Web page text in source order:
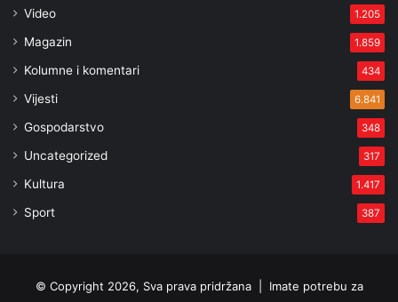
Video 1.205
Magazin 1.859
Kolumne i komentari 434
Vijesti 6.841
Gospodarstvo 348
Uncategorized 317
Kultura 1.417
Sport 387
© Copyright 2026, Sva prava pridržana | Imate potrebu za